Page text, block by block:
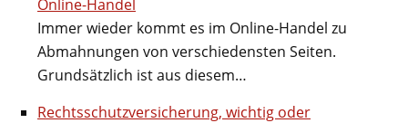
Online-Handel
Immer wieder kommt es im Online-Handel zu
Abmahnungen von verschiedensten Seiten.
Grundsätzlich ist aus diesem…
Rechtsschutzversicherung, wichtig oder